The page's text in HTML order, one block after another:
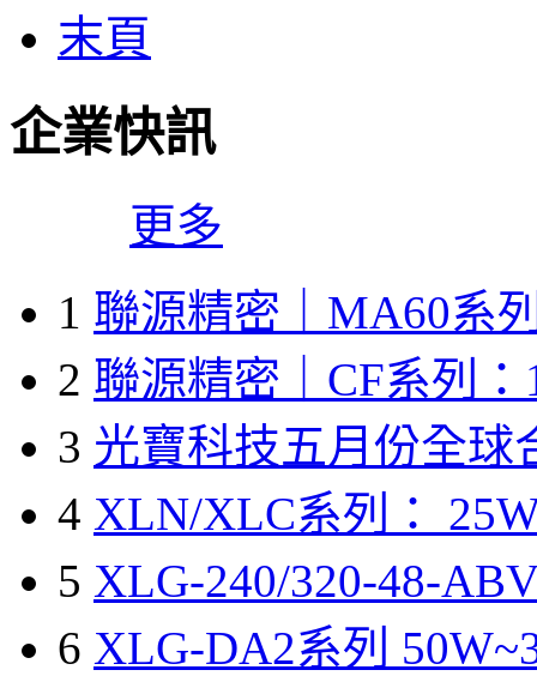
末頁
企業快訊
更多
1 聯源精密｜MA60系
2 聯源精密｜CF系列：
3 光寶科技五月份全球
4 XLN/XLC系列：
5 XLG-240/320-48-
6 XLG-DA2系列